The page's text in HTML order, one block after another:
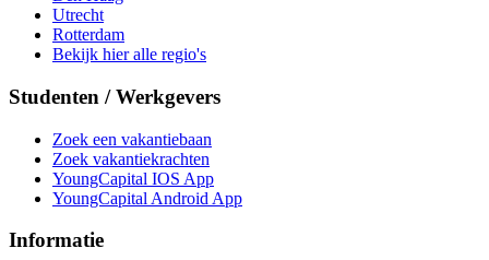
Utrecht
Rotterdam
Bekijk hier alle regio's
Studenten / Werkgevers
Zoek een vakantiebaan
Zoek vakantiekrachten
YoungCapital IOS App
YoungCapital Android App
Informatie